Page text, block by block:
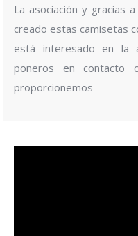
La asociación y gracias
creado estas camisetas
está interesado en la
poneros en contacto
proporcionemos